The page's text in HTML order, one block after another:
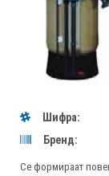
Шифра:
Бренд:
Се формираат